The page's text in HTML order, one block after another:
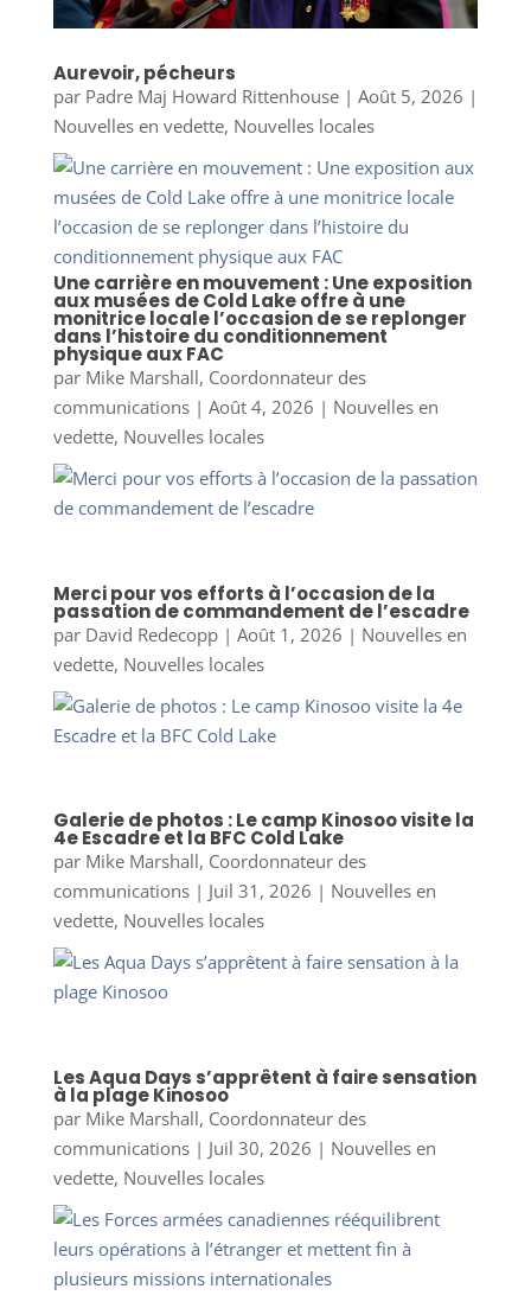
Aurevoir, pécheurs
par Padre Maj Howard Rittenhouse| Août 5, 2026 |
Nouvelles en vedette, Nouvelles locales
Une carrière en mouvement : Une exposition
aux musées de Cold Lake offre à une
monitrice locale l’occasion de se replonger
dans l’histoire du conditionnement
physique aux FAC
par Mike Marshall, Coordonnateur des
communications| Août 4, 2026 | Nouvelles en
vedette, Nouvelles locales
Merci pour vos efforts à l’occasion de la
passation de commandement de l’escadre
par David Redecopp| Août 1, 2026 | Nouvelles en
vedette, Nouvelles locales
Galerie de photos : Le camp Kinosoo visite la
4e Escadre et la BFC Cold Lake
par Mike Marshall, Coordonnateur des
communications| Juil 31, 2026 | Nouvelles en
vedette, Nouvelles locales
Les Aqua Days s’apprêtent à faire sensation
à la plage Kinosoo
par Mike Marshall, Coordonnateur des
communications| Juil 30, 2026 | Nouvelles en
vedette, Nouvelles locales